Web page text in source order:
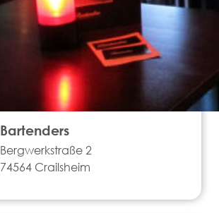
Bartenders
Bergwerkstraße 2
74564 Crailsheim